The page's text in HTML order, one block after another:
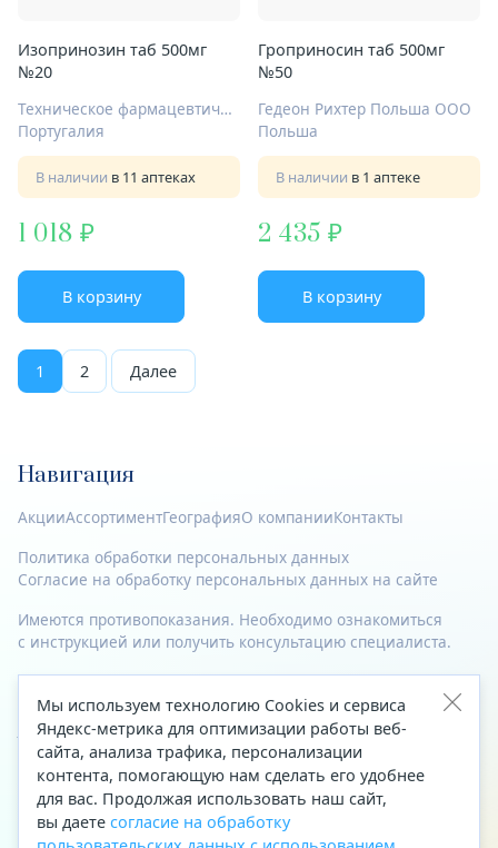
Изопринозин таб 500мг
№20
Техническое фармацевтическое общество Лузомедикамента С.А.
Португалия
В наличии в 11 аптеках
1 018
В корзину
Гроприносин таб 500мг
№50
Гедеон Рихтер Польша ООО
Польша
В наличии в 1 аптеке
2 435
В корзину
1 2 Далее
Навигация
АкцииАссортиментГеографияО компанииКонтакты
Политика обработки персональных данных
Согласие на обработку персональных данных на сайте
Имеются противопоказания. Необходимо ознакомиться
с инструкцией или получить консультацию специалиста.
© 2023—2026 Все права защищены.
Адрес
Архангельск, ул. Папанина, д. 19 (вход в здание со стороны
автоцентра «Тойота»)
Приемная Генерального директора
Мы используем технологию Cookies и сервиса
Яндекс-метрика для оптимизации работы веб-
сайта, анализа трафика, персонализации
контента, помогающую нам сделать его удобнее
для вас. Продолжая использовать наш сайт,
вы даете согласие на обработку